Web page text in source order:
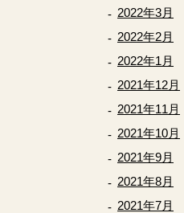
2022年3月
2022年2月
2022年1月
2021年12月
2021年11月
2021年10月
2021年9月
2021年8月
2021年7月